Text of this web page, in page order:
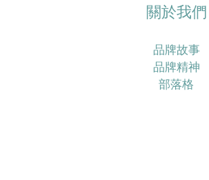
關於我們
品牌故事
品牌精神
部落格